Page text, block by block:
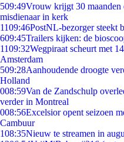
509:49Vrouw krijgt 30 maanden
misdienaar in kerk
1109:46PostNL-bezorger steekt
609:45Trailers kijken: de
1109:32Wegpiraat scheurt met
Amsterdam
509:28Aanhoudende droogte
Holland
008:59Van de Zandschulp
verder in Montreal
008:56Excelsior opent seizoen
Cambuur
108:35Nieuw te streamen in